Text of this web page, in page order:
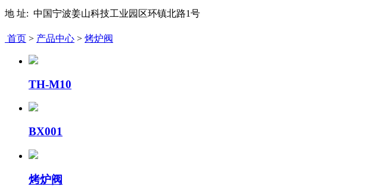
地 址: 中国宁波姜山科技工业园区环镇北路1号
首页 > 产品中心 > 烤炉阀
TH-M10
BX001
烤炉阀